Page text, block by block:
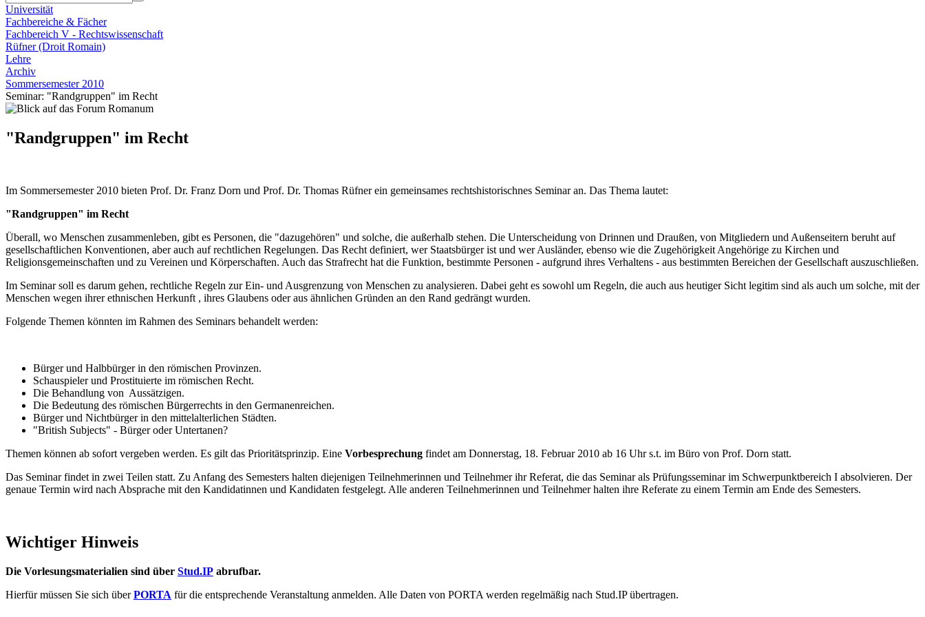
Universität
Fachbereiche & Fächer
Fachbereich V - Rechtswissenschaft
Rüfner (Droit Romain)
Lehre
Archiv
Sommersemester 2010
Seminar: "Randgruppen" im Recht
"Randgruppen" im Recht
Im Sommersemester 2010 bieten Prof. Dr. Franz Dorn und Prof. Dr. Thomas Rüfner ein gemeinsames rechtshistorischnes Seminar an. Das Thema lautet:
"Randgruppen" im Recht
Überall, wo Menschen zusammenleben, gibt es Personen, die "dazugehören" und solche, die außerhalb stehen. Die Unterscheidung von Drinnen und Draußen, von Mitgliedern und Außenseitern beruht auf
gesellschaftlichen Konventionen, aber auch auf rechtlichen Regelungen. Das Recht definiert, wer Staatsbürger ist und wer Ausländer, ebenso wie die Zugehörigkeit Angehörige zu Kirchen und
Religionsgemeinschaften und zu Vereinen und Körperschaften. Auch das Strafrecht hat die Funktion, bestimmte Personen - aufgrund ihres Verhaltens - aus bestimmten Bereichen der Gesellschaft auszuschließen.
Im Seminar soll es darum gehen, rechtliche Regeln zur Ein- und Ausgrenzung von Menschen zu analysieren. Dabei geht es sowohl um Regeln, die auch aus heutiger Sicht legitim sind als auch um solche, mit der
Menschen wegen ihrer ethnischen Herkunft , ihres Glaubens oder aus ähnlichen Gründen an den Rand gedrängt wurden.
Folgende Themen könnten im Rahmen des Seminars behandelt werden:
Bürger und Halbbürger in den römischen Provinzen.
Schauspieler und Prostituierte im römischen Recht.
Die Behandlung von Aussätzigen.
Die Bedeutung des römischen Bürgerrechts in den Germanenreichen.
Bürger und Nichtbürger in den mittelalterlichen Städten.
"British Subjects" - Bürger oder Untertanen?
Themen können ab sofort vergeben werden. Es gilt das Prioritätsprinzip. Eine Vorbesprechung findet am Donnerstag, 18. Februar 2010 ab 16 Uhr s.t. im Büro von Prof. Dorn statt.
Das Seminar findet in zwei Teilen statt. Zu Anfang des Semesters halten diejenigen Teilnehmerinnen und Teilnehmer ihr Referat, die das Seminar als Prüfungsseminar im Schwerpunktbereich I absolvieren. Der
genaue Termin wird nach Absprache mit den Kandidatinnen und Kandidaten festgelegt. Alle anderen Teilnehmerinnen und Teilnehmer halten ihre Referate zu einem Termin am Ende des Semesters.
Wichtiger Hinweis
Die Vorlesungsmaterialien sind über Stud.IP abrufbar.
Hierfür müssen Sie sich über PORTA für die entsprechende Veranstaltung anmelden. Alle Daten von PORTA werden regelmäßig nach Stud.IP übertragen.